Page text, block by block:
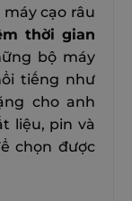
cạo râu
thời gian
bộ máy
tiếng như
cho anh
liệu, pin và
chọn được